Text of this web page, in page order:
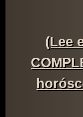
(Lee